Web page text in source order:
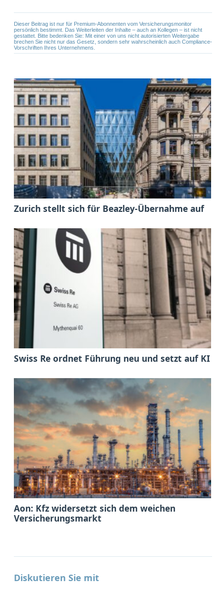
Dieser Beitrag ist nur für Premium-Abonnenten vom Versicherungsmonitor
persönlich bestimmt. Das Weiterleiten der Inhalte – auch an Kollegen – ist nicht
gestattet. Bitte bedenken Sie: Mit einer von uns nicht autorisierten Weitergabe
brechen Sie nicht nur das Gesetz, sondern sehr wahrscheinlich auch Compliance-
Vorschriften Ihres Unternehmens.
Zurich stellt sich für Beazley-Übernahme auf
Swiss Re ordnet Führung neu und setzt auf KI
Aon: Kfz widersetzt sich dem weichen
Versicherungsmarkt
Diskutieren Sie mit